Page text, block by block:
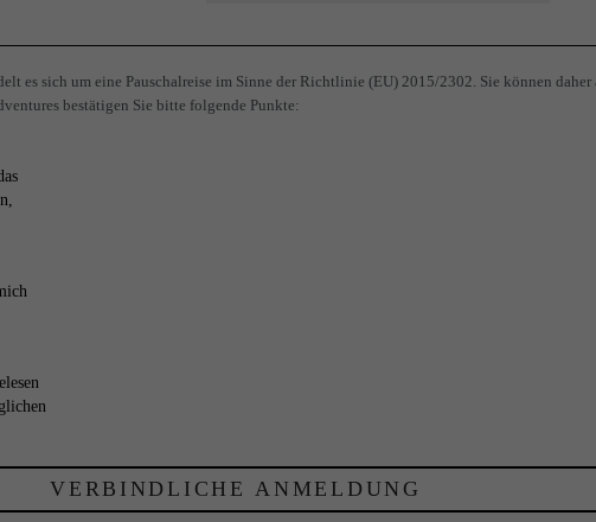
es sich um eine Pauschalreise im Sinne der Richtlinie (EU) 2015/2302. Sie können
bestätigen Sie bitte folgende Punkte: